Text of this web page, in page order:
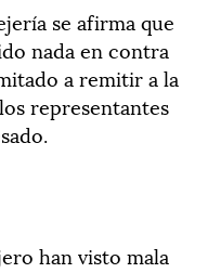
se afirma que
nada en contra
a remitir a la
representantes
han visto mala